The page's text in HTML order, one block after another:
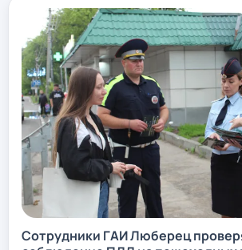
Сотрудники ГАИ Люберец